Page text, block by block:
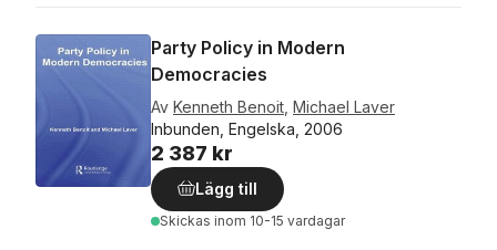
Party Policy in Modern
Democracies
Av Kenneth Benoit Michael Laver
Inbunden, Engelska, 2006
2 387 kr
Lägg till
Skickas inom 10-15 vardagar